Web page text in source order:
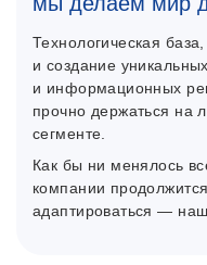
Технологическая
и создание
и информационных
прочно держаться на
сегменте.
Как бы ни менялось
компании
адаптироваться —